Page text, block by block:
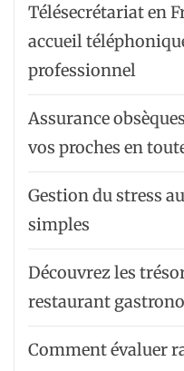
Télésecrétariat en
accueil
professionnel
Assurance
vos proches en
Gestion du stress
simples
Découvrez les
restaurant
Comment évaluer